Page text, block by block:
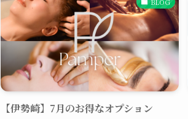
【伊勢崎】7月のお得なオプション